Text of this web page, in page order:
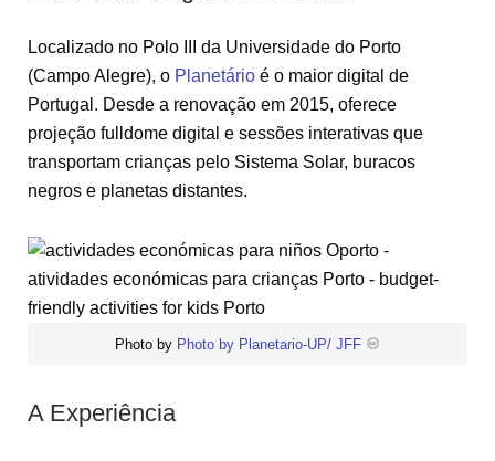
Localizado no Polo III da Universidade do Porto
(Campo Alegre), o Planetário é o maior digital de
Portugal. Desde a renovação em 2015, oferece
projeção fulldome digital e sessões interativas que
transportam crianças pelo Sistema Solar, buracos
negros e planetas distantes.
Photo by Photo by Planetario-UP/ JFF
A Experiência